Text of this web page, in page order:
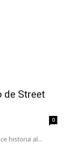
de Street
0
historia al...